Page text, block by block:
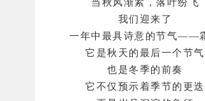
当秋风渐紧，落叶纷飞
我们迎来了
一年中最具诗意的节气——
它是秋天的最后一个节气
也是冬季的前奏
它不仅预示着季节的更迭